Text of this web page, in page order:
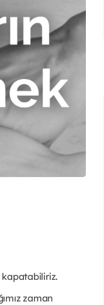
kapatabiliriz.
zaman